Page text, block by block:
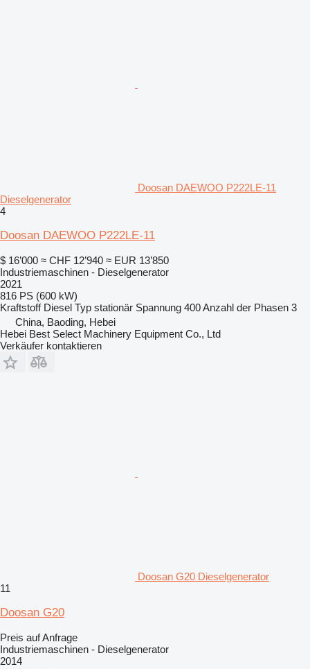
Doosan DAEWOO P222LE-11
Dieselgenerator
4
Doosan DAEWOO P222LE-11
$ 16’000 ≈ CHF 12’940 ≈ EUR 13’850
Industriemaschinen - Dieselgenerator
2021
816 PS (600 kW)
Kraftstoff Diesel Typ stationär Spannung 400Anzahl der Phasen 3
China, Baoding, Hebei
Hebei Best Select Machinery Equipment Co., Ltd
Verkäufer kontaktieren
Doosan G20 Dieselgenerator
11
Doosan G20
Preis auf Anfrage
Industriemaschinen - Dieselgenerator
2014